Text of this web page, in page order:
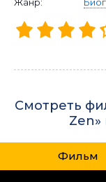
Смотреть
Zen»
Фильм